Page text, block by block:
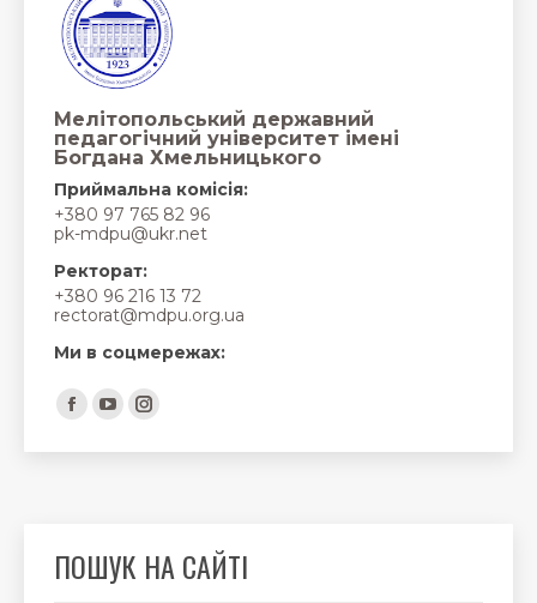
Мелітопольський державний
педагогічний університет імені
Богдана Хмельницького
Приймальна комісія:
+380 97 765 82 96
pk-mdpu@ukr.net
Ректорат:
+380 96 216 13 72
rectorat@mdpu.org.ua
Ми в соцмережах:
Find us on:
Facebook
page
window
YouTube
page
window
Instagram
page
window
ПОШУК НА САЙТІ